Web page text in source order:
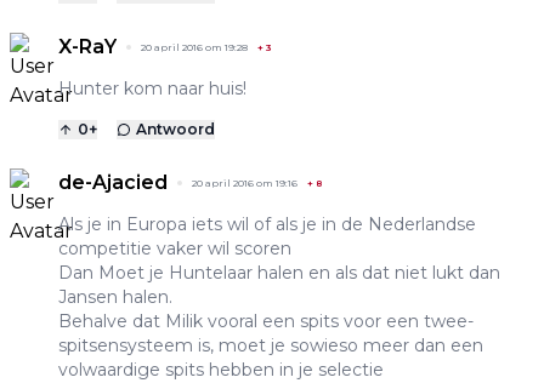
X-RaY 20 april 2016 om 19:28 + 3
Hunter kom naar huis!
0+ Antwoord
de-Ajacied 20 april 2016 om 19:16 + 8
Als je in Europa iets wil of als je in de Nederlandse
competitie vaker wil scoren
Dan Moet je Huntelaar halen en als dat niet lukt dan
Jansen halen.
Behalve dat Milik vooral een spits voor een twee-
spitsensysteem is, moet je sowieso meer dan een
volwaardige spits hebben in je selectie